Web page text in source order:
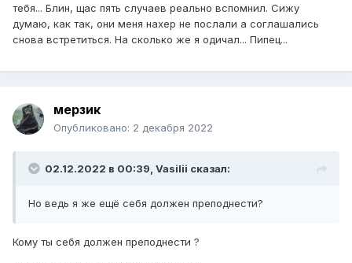
тебя... Блин, щас пять случаев реально вспомнил. Сижу
думаю, как так, они меня нахер не послали а соглашались
снова встретиться. На сколько же я одичал... Пипец...
мерзик
Опубликовано: 2 декабря 2022
02.12.2022 в 00:39, Vasilii сказал:
Но ведь я же ещё себя должен преподнести?
Кому ты себя должен преподнести ?